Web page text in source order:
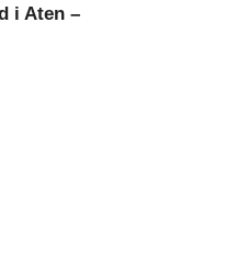
i Aten –